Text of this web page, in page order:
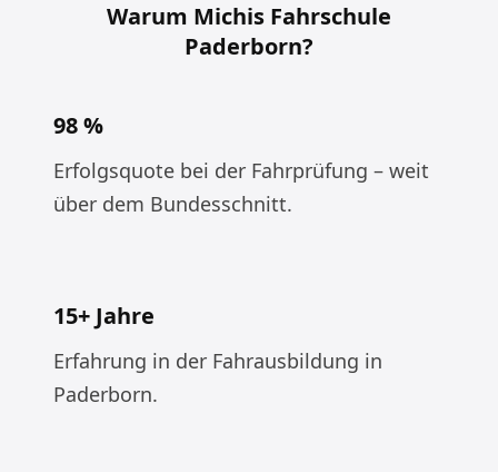
Warum Michis Fahrschule
Paderborn?
98 %
Erfolgsquote bei der Fahrprüfung – weit
über dem Bundesschnitt.
15+ Jahre
Erfahrung in der Fahrausbildung in
Paderborn.